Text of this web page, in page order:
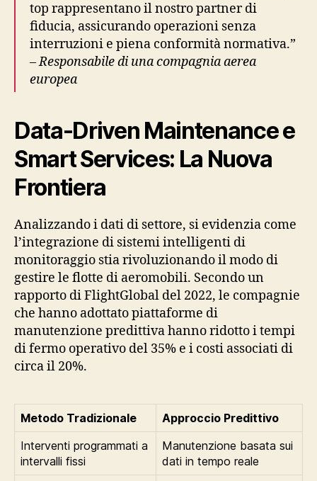
top rappresentano il nostro partner di
fiducia, assicurando operazioni senza
interruzioni e piena conformità normativa.”
–Responsabile di una compagnia aerea
europea
Data-Driven Maintenance e
Smart Services: La Nuova
Frontiera
Analizzando i dati di settore, si evidenzia come
l’integrazione di sistemi intelligenti di
monitoraggio stia rivoluzionando il modo di
gestire le flotte di aeromobili. Secondo un
rapporto di FlightGlobal del 2022, le compagnie
che hanno adottato piattaforme di
manutenzione predittiva hanno ridotto i tempi
di fermo operativo del 35% e i costi associati di
circa il 20%.
Metodo Tradizionale
Approccio Predittivo
Interventi programmati a
intervalli fissi
Manutenzione basata sui
dati in tempo reale